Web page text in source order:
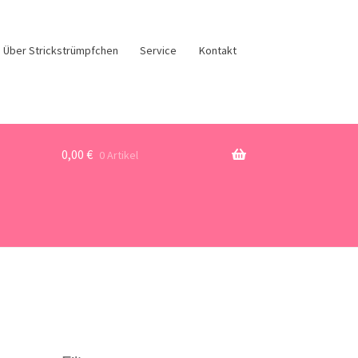
Über Strickstrümpfchen Service Kontakt
0,00 € 0 Artikel